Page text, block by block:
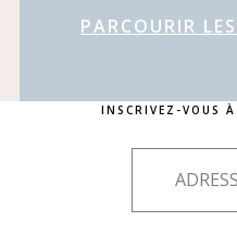
PARCOURIR
INSCRIVEZ-VOUS